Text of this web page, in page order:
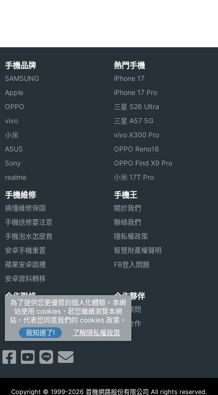
頻晶片、NFC 讀取
◎ IP68 防水防塵
◎ 電影級模式、杜比視界錄製、夜間攝影、智慧型
HDR 5 模式、動作模式 (防手震錄影)
◎ Face ID 臉部辨識
◎ 支援有線快速充電、15W MagSafe 無線充電、
7.5W Qi 無線充電
◎ 採用 USB Type-C 連接埠 (USB 2；速度最高可達
480Mb/s)
※本文為 SOGI 手機王版權所有，未經授權不得轉載使用※
主相機
等效焦
主相機
LED補
光燈
自動對
焦
主相機
手震
主相機
UHD
第二主
相機畫
1200 萬畫素
第二主
CMOS
手機品牌
SAMSUNG
Apple
OPPO
vivo
小米
ASUS
Sony
realme
熱門手機
iPhone 17
iPhone 17 Pro
三星 S26 Ultra
三星 A57 5G
vivo X300 Pro
OPPO Reno16
OPPO Find X9 Pro
小米 17T Pro
手機維修
搞懂維修保固
手機送修要注意
手機泡水怎麼救
安卓手機重置
蘋果安卓跳槽
安卓資料轉移
手機王
關於我們
聯絡我們
隱私權政策
智慧財產權聲明
FB登入問題
合作聯絡
廣告刊登
加入商店報價
新聞聯絡
合作夥伴
法律顧問
媒體合作
Copyright © 1999-2026 首機網路股份有限公司 All rights reserved.
為了提供您更優質的個人化體驗，本網
站使用 cookies，若您繼續瀏覽本網
站，代表您同意我們的 cookies 政策。
我知道了!
了解隱私權政策